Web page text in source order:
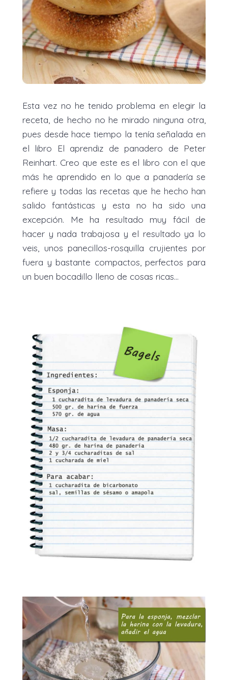
Esta vez no he tenido problema en elegir la
receta, de hecho no he mirado ninguna otra,
pues desde hace tiempo la tenía señalada en
el libro El aprendiz de panadero de Peter
Reinhart. Creo que este es el libro con el que
más he aprendido en lo que a panadería se
refiere y todas las recetas que he hecho han
salido fantásticas y esta no ha sido una
excepción. Me ha resultado muy fácil de
hacer y nada trabajosa y el resultado ya lo
veis, unos panecillos-rosquilla crujientes por
fuera y bastante compactos, perfectos para
un buen bocadillo lleno de cosas ricas…